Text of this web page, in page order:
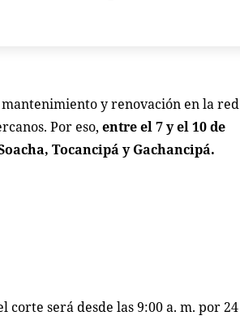
y renovación en la red
Por eso,entre el 7 y el 10 de
Tocancipá y Gachancipá.
será desde las 9:00 a. m. por 24